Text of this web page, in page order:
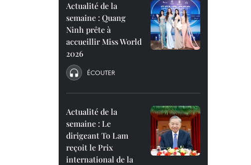
Actualité de la
semaine : Quang
Ninh prête à
accueillir Miss World
2026
ÉCOUTER
Actualité de la
semaine : Le
dirigeant To Lam
reçoit le Prix
international de la